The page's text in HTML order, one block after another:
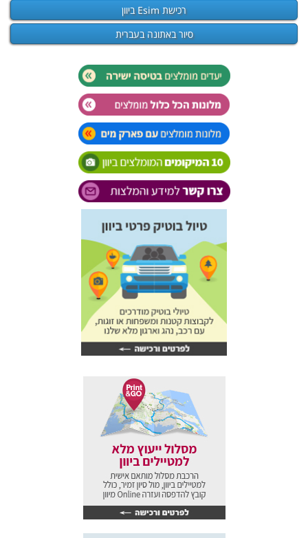
רכישת Esim ביוון
סיור באתונה בעברית